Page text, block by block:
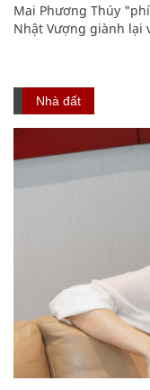
Mai Phương Thúy
Nhật Vượng giành
Nhà đất